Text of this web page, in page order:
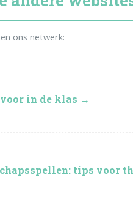
ons netwerk:
voor in de klas →
tips voor